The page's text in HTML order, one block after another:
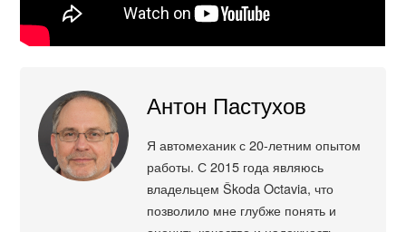
Антон Пастухов
Я автомеханик с 20-летним опытом
работы. С 2015 года являюсь
владельцем Škoda Octavia, что
позволило мне глубже понять и